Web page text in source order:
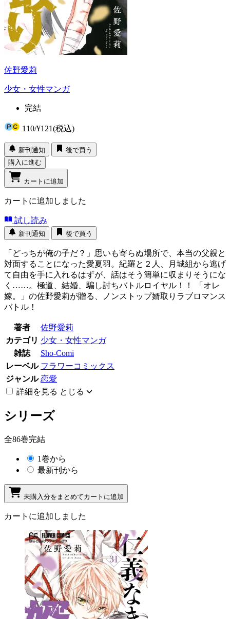
佐野愛莉
少女・女性マンガ
完結
110/¥121(税込)
新刊通知
後で買う
購入に進む
カートに追加
カートに追加しました
試し読み
新刊通知 後で買う
「どっちが俺の子だ？」思いも寄らぬ場所で、本当の父親と
対面することになった愛夏羽。紀羅と２人、月城組から逃げ
て自由を手に入れるはずが、話はそう簡単に収まりそうにな
く……。極道、結婚、騙し討ちバトルロイヤル！！ 「オレ
嫁。」の佐野愛莉が贈る、ノンストップ婿取りラブロマンス
バトル！
著者
佐野愛莉
カテゴリ 少女・女性マンガ
雑誌
Sho-Comi
レーベル フラワーコミックス
ジャンル 恋愛
詳細を見る とじる
シリーズ
全86巻完結
1巻から
最新刊から
未購入分をまとめてカートに追加
カートに追加しました